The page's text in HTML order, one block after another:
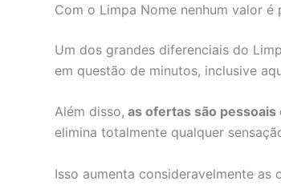
Com o Limpa Nome nenhum valor é
Um dos grandes diferenciais do
em questão de minutos, inclusive
Além disso, as ofertas são pessoais
elimina totalmente qualquer
Isso aumenta consideravelmente as